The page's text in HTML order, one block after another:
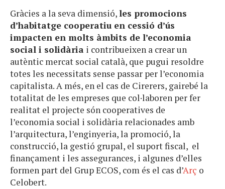
Gràcies a la seva dimensió,les promocions
d’habitatge cooperatiu en cessió d’ús
impacten en molts àmbits de l’economia
social i solidària i contribueixen a crear un
autèntic mercat social català, que pugui resoldre
totes les necessitats sense passar per l’economia
capitalista. A més, en el cas de Cirerers, gairebé la
totalitat de les empreses que col·laboren per fer
realitat el projecte són cooperatives de
l’economia social i solidària relacionades amb
l’arquitectura, l’enginyeria, la promoció, la
construcció, la gestió grupal, el suport fiscal, el
finançament i les assegurances, i algunes d’elles
formen part del Grup ECOS, com és el cas d’Arç o
Celobert.